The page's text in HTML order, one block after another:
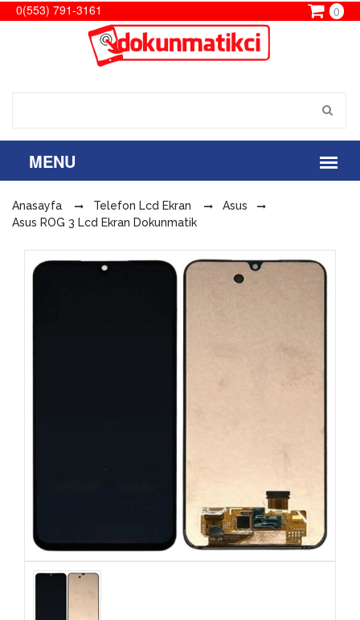
0(553) 791-3161 0
Anasayfa Telefon Lcd Ekran
Asus
Asus ROG 3 Lcd Ekran Dokunmatik